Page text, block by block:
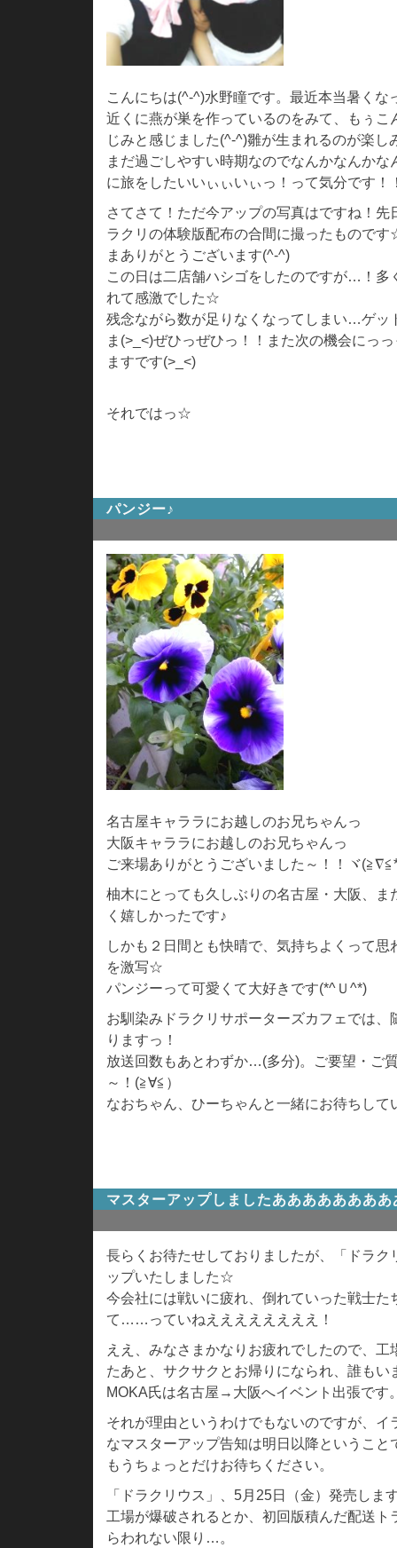
こんにちは(^-^)水野瞳です。最近本当暑く
近くに燕が巣を作っているのをみて、もぅこ
じみと感じました(^-^)雛が生まれるのが楽
まだ過ごしやすい時期なのでなんかなんか
に旅をしたいいぃぃいぃっ！って気分です！
さてさて！ただ今アップの写真はですね！先
ラクリの体験版配布の合間に撮ったもので
まありがとうございます(^-^)
この日は二店舗ハシゴをしたのですが…！多
れて感激でした☆
残念ながら数が足りなくなってしまい…ゲッ
ま(>_<)ぜひっぜひっ！！また次の機会にっ
ますです(>_<)
それではっ☆
パンジー♪
名古屋キャララにお越しのお兄ちゃんっ
大阪キャララにお越しのお兄ちゃんっ
ご来場ありがとうございました～！！ヾ
柚木にとっても久しぶりの名古屋・大阪、ま
く嬉しかったです♪
しかも２日間とも快晴で、気持ちよくって
を激写☆
パンジーって可愛くて大好きです(*^Ｕ^*)
お馴染みドラクリサポーターズカフェでは、
りますっ！
放送回数もあとわずか…(多分)。ご要望・ご
～！(≧∀≦）
なおちゃん、ひーちゃんと一緒にお待ちし
マスターアップしましたあああああああ
長らくお待たせしておりましたが、「ドラク
ップいたしました☆
今会社には戦いに疲れ、倒れていった戦士た
て……っていねええええええええ！
ええ、みなさまかなりお疲れでしたので、工
たあと、サクサクとお帰りになられ、誰も
MOKA氏は名古屋→大阪へイベント出張です
それが理由というわけでもないのですが、イ
なマスターアップ告知は明日以降ということ
もうちょっとだけお待ちください。
「ドラクリウス」、5月25日（金）発売しま
工場が爆破されるとか、初回版積んだ配送ト
らわれない限り…。